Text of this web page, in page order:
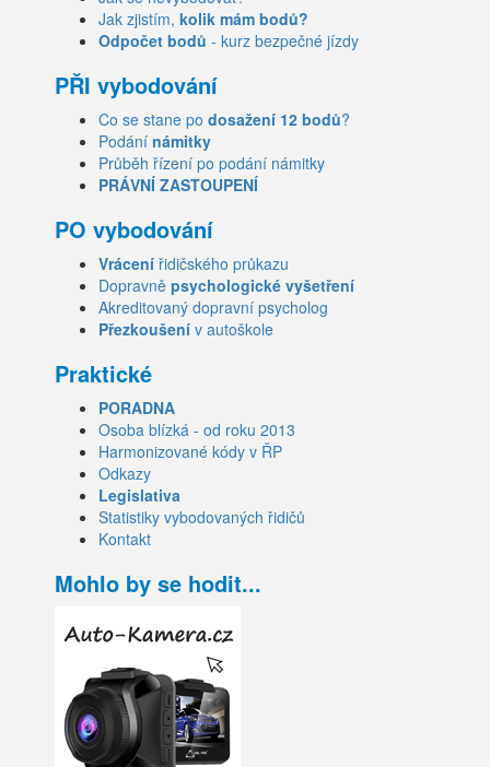
Jak zjistím, kolik mám bodů?
Odpočet bodů - kurz bezpečné jízdy
PŘI vybodování
Co se stane po dosažení 12 bodů?
Podání námitky
Průběh řízení po podání námitky
PRÁVNÍ ZASTOUPENÍ
PO vybodování
Vrácení řidičského průkazu
Dopravně psychologické vyšetření
Akreditovaný dopravní psycholog
Přezkoušení v autoškole
Praktické
PORADNA
Osoba blízká - od roku 2013
Harmonizované kódy v ŘP
Odkazy
Legislativa
Statistiky vybodovaných řidičů
Kontakt
Mohlo by se hodit...